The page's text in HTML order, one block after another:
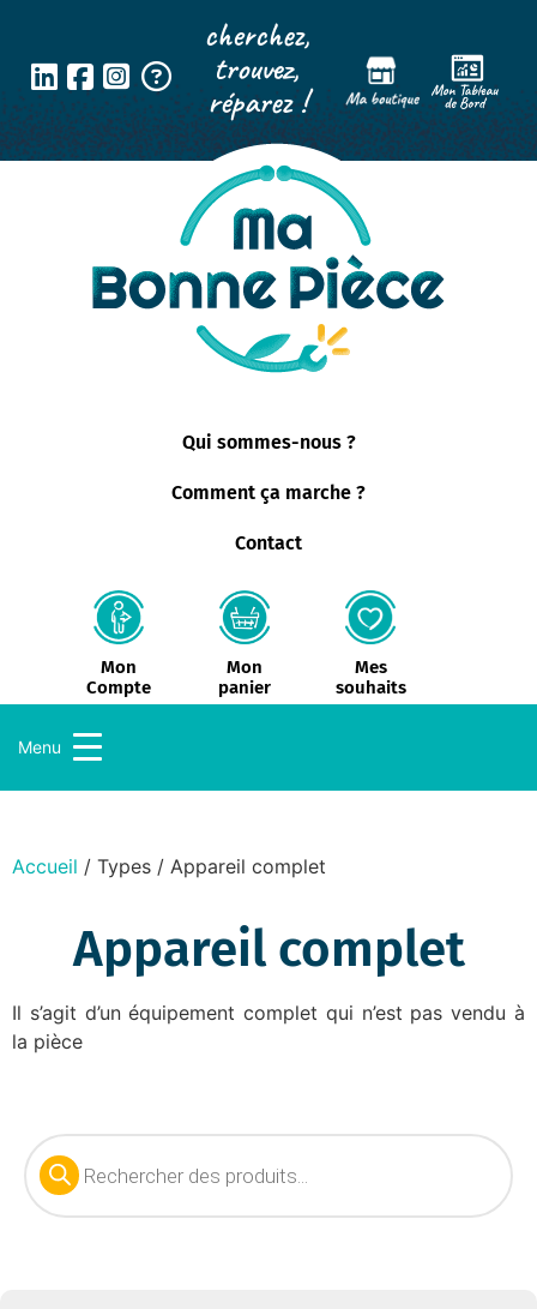
cherchez,
trouvez,
réparez !
Qui sommes-nous ?
Comment ça marche ?
Contact
Mon
Compte
Mon
panier
Mes
souhaits
Menu
Accueil / Types / Appareil complet
Appareil complet
Il s’agit d’un équipement complet qui n’est pas vendu à
la pièce